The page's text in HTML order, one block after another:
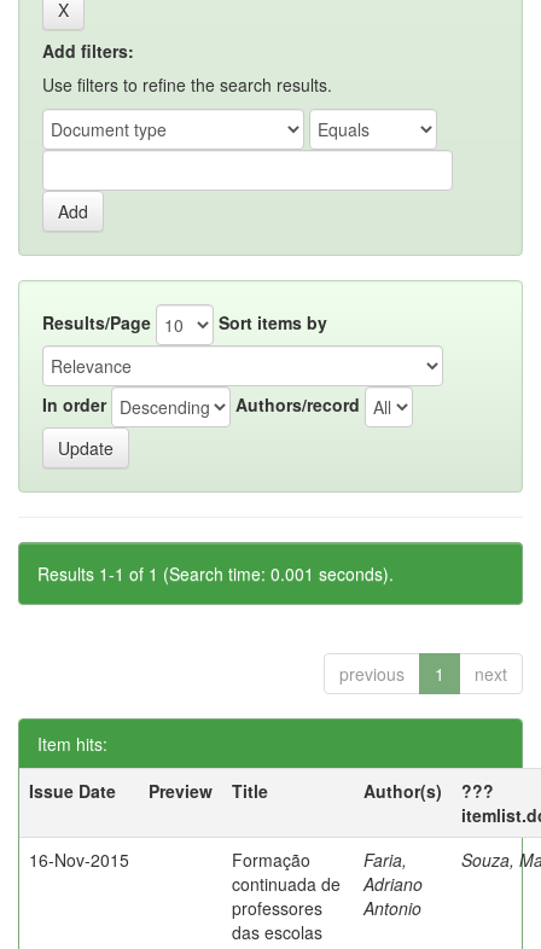
Add filters:
Use filters to refine the search results.
Results/Page Sort items by
In order Authors/record
Results 1-1 of 1 (Search time: 0.001 seconds).
previous 1 next
Item hits:
Issue Date
Preview Title Author(s)
???
16-Nov-2015
Formação
continuada de
professores
das escolas
Faria,
Adriano
Antonio
Souza,